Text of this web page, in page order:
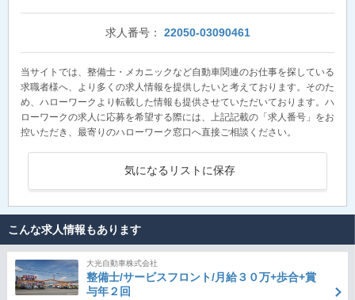
求人番号： 22050-03090461
当サイトでは、整備士・メカニックなど自動車関連のお仕事を探している
求職者様へ、より多くの求人情報を提供したいと考えております。そのた
め、ハローワークより転載した情報も提供させていただいております。ハ
ローワークの求人に応募を希望する際には、上記記載の「求人番号」をお
控いただき、最寄りのハローワーク窓口へ直接ご相談ください。
気になるリストに保存
こんな求人情報もあります
大光自動車株式会社
整備士/サービスフロント/月給３０万+歩合+賞
与年２回